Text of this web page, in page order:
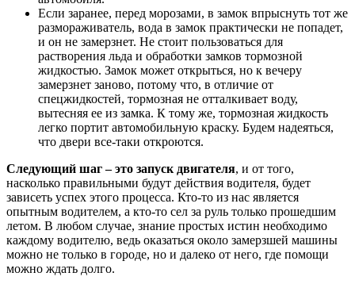
Если заранее, перед морозами, в замок впрыснуть тот же
размораживатель, вода в замок практически не попадет,
и он не замерзнет. Не стоит пользоваться для
растворения льда и обработки замков тормозной
жидкостью. Замок может открыться, но к вечеру
замерзнет заново, потому что, в отличие от
спецжидкостей, тормозная не отталкивает воду,
вытесняя ее из замка. К тому же, тормозная жидкость
легко портит автомобильную краску. Будем надеяться,
что двери все-таки откроются.
Следующий шаг – это запуск двигателя, и от того,
насколько правильными будут действия водителя, будет
зависеть успех этого процесса. Кто-то из нас является
опытным водителем, а кто-то сел за руль только прошедшим
летом. В любом случае, знание простых истин необходимо
каждому водителю, ведь оказаться около замерзшей машины
можно не только в городе, но и далеко от него, где помощи
можно ждать долго.